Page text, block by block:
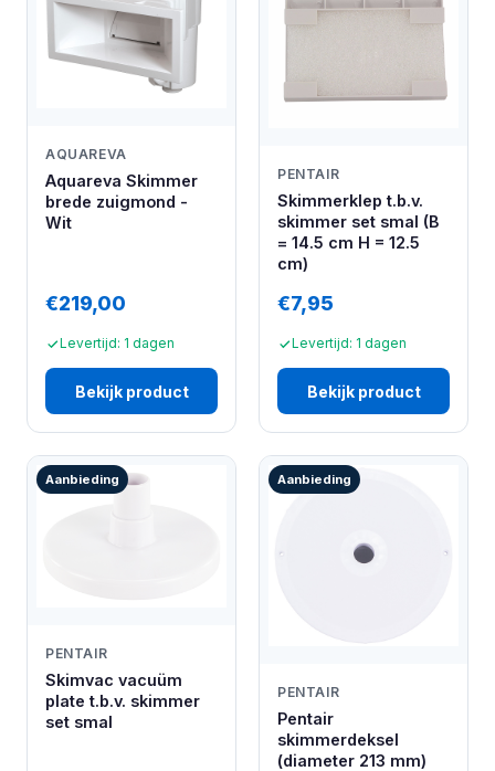
AQUAREVA
Aquareva Skimmer
brede zuigmond -
Wit
€219,00
Levertijd: 1 dagen
Bekijk product
PENTAIR
Skimmerklep t.b.v.
skimmer set smal (B
= 14.5 cm H = 12.5
cm)
€7,95
Levertijd: 1 dagen
Bekijk product
Aanbieding
PENTAIR
Skimvac vacuüm
plate t.b.v. skimmer
set smal
Aanbieding
PENTAIR
Pentair
skimmerdeksel
(diameter 213 mm)